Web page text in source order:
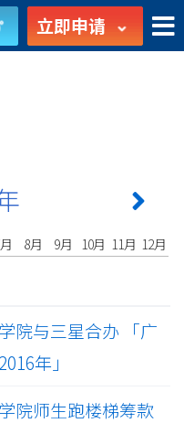
立即申请
8月 9月 10月 11月 12月
院与三星合办 「广
年」
院师生跑楼梯筹款